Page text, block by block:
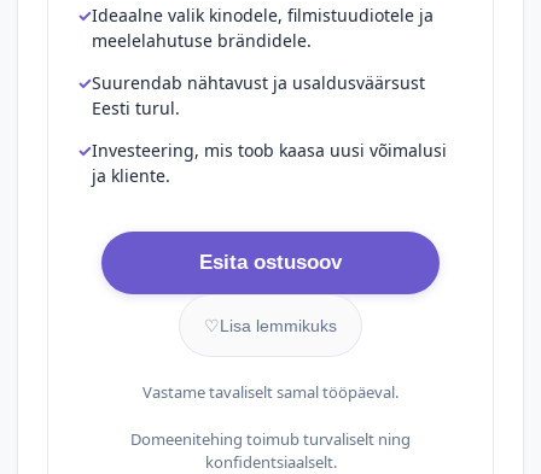
Ideaalne valik kinodele, filmistuudiotele ja
meelelahutuse brändidele.
Suurendab nähtavust ja usaldusväärsust
Eesti turul.
Investeering, mis toob kaasa uusi võimalusi
ja kliente.
Esita ostusoov
♡Lisa lemmikuks
Vastame tavaliselt samal tööpäeval.
Domeenitehing toimub turvaliselt ning
konfidentsiaalselt.